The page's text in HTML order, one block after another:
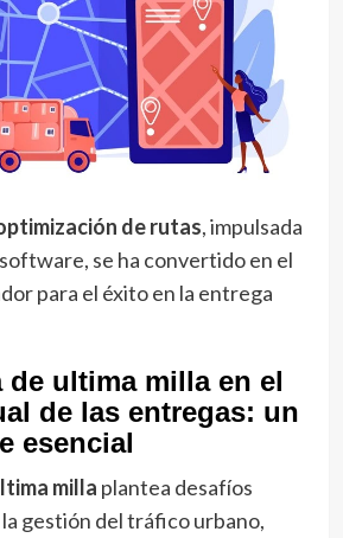
de rutas, impulsada
se ha convertido en el
para el éxito en la entrega
ultima milla en el
de las entregas: un
esencial
milla plantea desafíos
gestión del tráfico urbano,